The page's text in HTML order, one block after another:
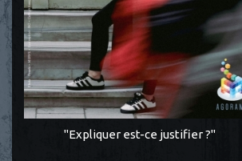
"Expliquer est-ce justifier ?"